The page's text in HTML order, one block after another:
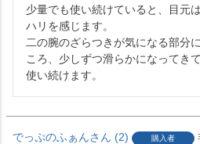
少量でも使い続けていると、目元
ハリを感じます。
二の腕のざらつきが気になる部分
ころ、少しずつ滑らかになってき
使い続けます。
でっぷのふぁん 2 購入者